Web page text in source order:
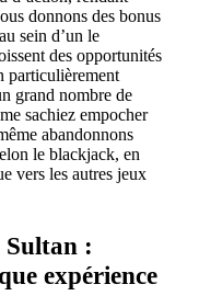
donnons des bonus
sein d’un le
des opportunités
particulièrement
grand nombre de
sachiez empocher
abandonnons
le blackjack, en
vers les autres jeux
Sultan :
expérience